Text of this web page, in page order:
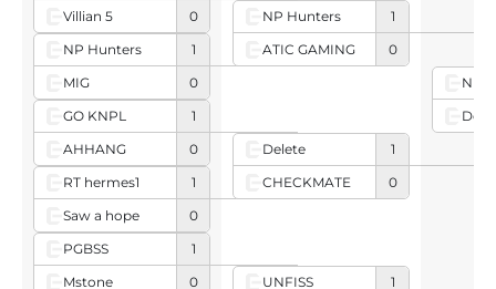
Villian 5
0
NP Hunters
1
MIG
0
GO KNPL
1
AHHANG
0
RT hermes1
1
Saw a hope
0
PGBSS
1
Mstone
0
NP Hunters
1
ATIC GAMING
0
Delete
1
CHECKMATE
0
UNFISS
1
NP